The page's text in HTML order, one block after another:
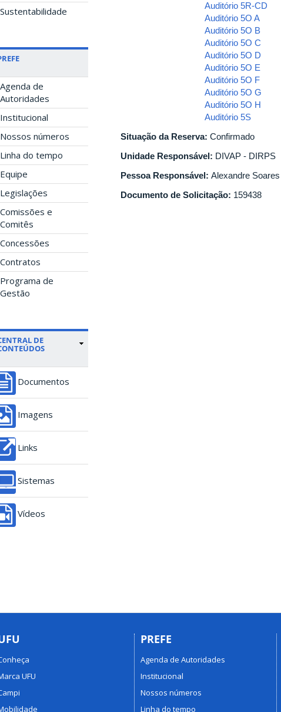
Sustentabilidade
Agenda de
Autoridades
Institucional
Nossos números
Linha do tempo
Equipe
Legislações
Comissões e
Comitês
Concessões
Contratos
Programa de
Gestão
DE
Documentos
Imagens
Links
Sistemas
Vídeos
Auditório 5R-CD
Auditório 5O A
Auditório 5O B
Auditório 5O C
Auditório 5O D
Auditório 5O E
Auditório 5O F
Auditório 5O G
Auditório 5O H
Auditório 5S
Situação da Reserva: Confirmado
Unidade Responsável: DIVAP - DIRPS
Pessoa Responsável: Alexandre
Documento de Solicitação: 159438
UFU
PREFE
Agenda de Autoridades
Institucional
Nossos números
Linha do tempo